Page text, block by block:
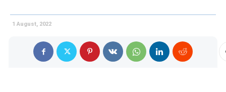
1 August, 2022